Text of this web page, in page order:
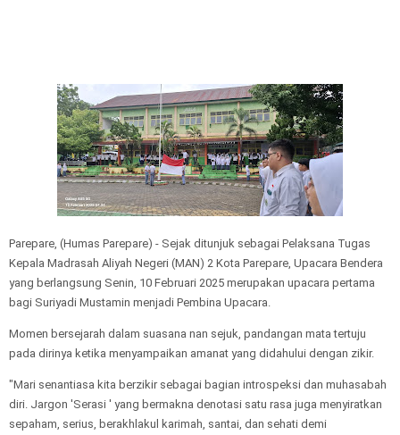
Parepare, (Humas Parepare) - Sejak ditunjuk sebagai Pelaksana Tugas
Kepala Madrasah Aliyah Negeri (MAN) 2 Kota Parepare, Upacara Bendera
yang berlangsung Senin, 10 Februari 2025 merupakan upacara pertama
bagi Suriyadi Mustamin menjadi Pembina Upacara.
Momen bersejarah dalam suasana nan sejuk, pandangan mata tertuju
pada dirinya ketika menyampaikan amanat yang didahului dengan zikir.
"Mari senantiasa kita berzikir sebagai bagian introspeksi dan muhasabah
diri. Jargon 'Serasi ' yang bermakna denotasi satu rasa juga menyiratkan
sepaham, serius, berakhlakul karimah, santai, dan sehati demi